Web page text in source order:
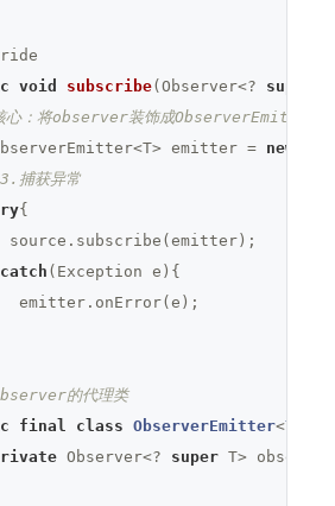
void subscribe(Observer<? super
：将observer装饰成ObserverEmitter，
emitter =
new
捕获异常
{
source.subscribe(emitter);
catch (Exception e){
emitter.onError(e);
的代理类
final class ObserverEmitter<T
Observer<? super T>